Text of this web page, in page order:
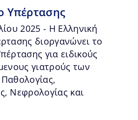
Υπέρτασης
2025 - Η Ελληνική
διοργανώνει το
για ειδικούς
γιατρούς των
Νεφρολογίας και